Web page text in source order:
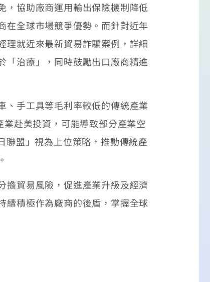
，協助廠商運用輸出保險機制降低
在全球市場競爭優勢。而針對近年
理就近來最新貿易詐騙案例，詳細
「治療」，同時鼓勵出口廠商精進
、手工具等毛利率較低的傳統產業
赴美投資，可能導致部分產業空
聯盟」視為上位策略，推動傳統產
擔貿易風險，促進產業升級及經濟
續積極作為廠商的後盾，掌握全球